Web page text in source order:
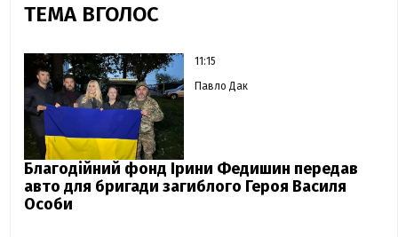
ТЕМА ВГОЛОС
11:15
Павло Дак
Благодійний фонд Ірини Федишин передав
авто для бригади загиблого Героя Василя
Особи